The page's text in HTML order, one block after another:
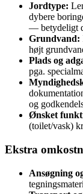
Jordtype:
dybere
— betydeligt
Grundvand:
højt
Plads og
pga.
og
Ønsket
(toilet/vask)
Ekstra
Ansøgning